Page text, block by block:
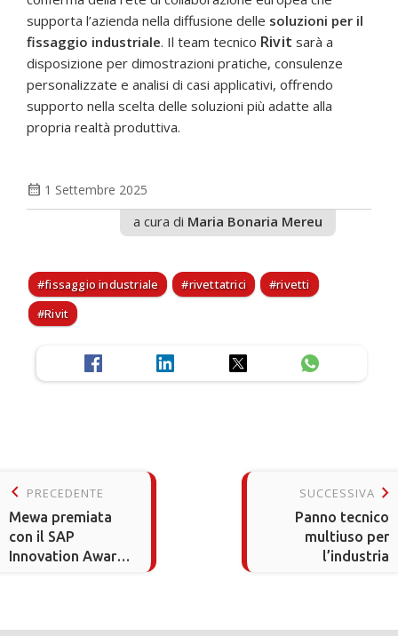
supporta l’azienda nella diffusione delle soluzioni per il
fissaggio industriale. Il team tecnico Rivit sarà a
disposizione per dimostrazioni pratiche, consulenze
personalizzate e analisi di casi applicativi, offrendo
supporto nella scelta delle soluzioni più adatte alla
propria realtà produttiva.
calendar_month 1 Settembre 2025
a cura di Maria Bonaria Mereu
fissaggio industriale rivettatrici
rivetti
Rivit
keyboard_arrow_left PRECEDENTE
Mewa premiata
con il SAP
Innovation Award
SUCCESSIVA keyboard_arrow_right
Panno tecnico
multiuso per
l’industria